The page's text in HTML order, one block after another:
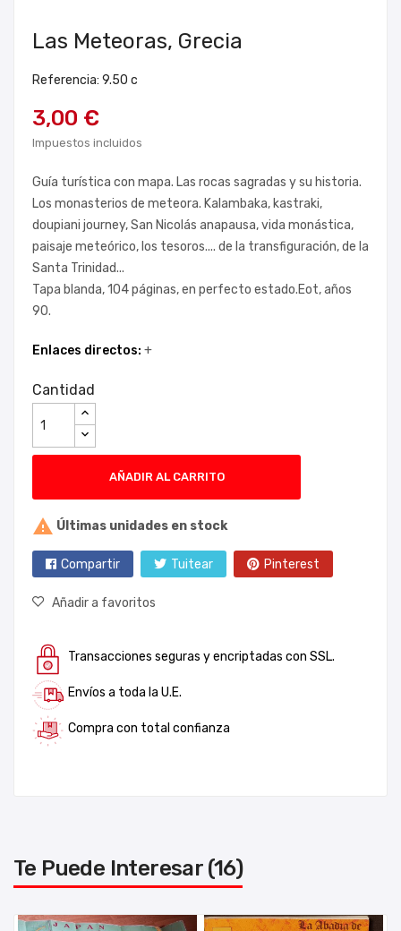
Las Meteoras, Grecia
Referencia: 9.50 c
3,00 €
Impuestos incluidos
Guía turística con mapa. Las rocas sagradas y su historia.
Los monasterios de meteora. Kalambaka, kastraki,
doupiani journey, San Nicolás anapausa, vida monástica,
paisaje meteórico, los tesoros.... de la transfiguración, de la
Santa Trinidad...
Tapa blanda, 104 páginas, en perfecto estado.Eot, años
90.
Enlaces directos: +
Cantidad
AÑADIR AL CARRITO
 Últimas unidades en stock
Compartir Tuitear Pinterest
Añadir a favoritos
Transacciones seguras y encriptadas con SSL.
Envíos a toda la U.E.
Compra con total confianza
Te Puede Interesar (16)